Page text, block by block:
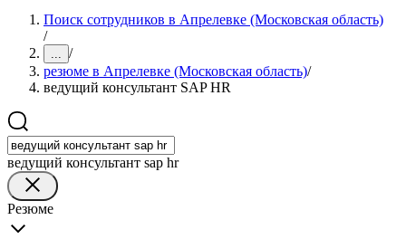
Поиск сотрудников в Апрелевке (Московская область)
/
... /
резюме в Апрелевке (Московская область)/
ведущий консультант SAP HR
ведущий консультант sap hr
Резюме